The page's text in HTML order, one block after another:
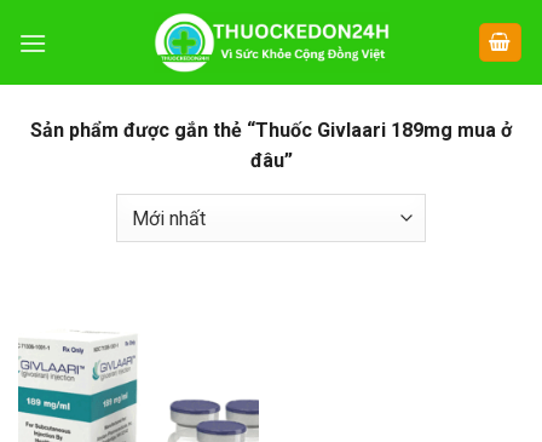
đến
Sản phẩm được gắn thẻ “Thuốc Givlaari 189mg mua ở
đâu”